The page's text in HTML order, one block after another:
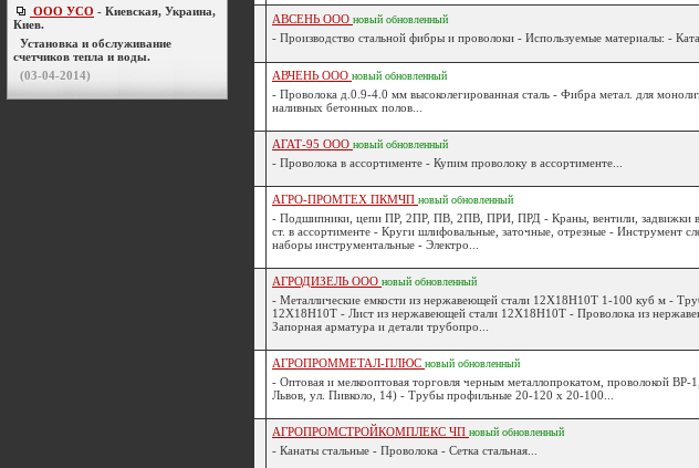
ООО УСО - Киевская, Украина,
Киев.
Установка и обслуживание
счетчиков тепла и воды.
(03-04-2014)
АВСЕНЬ ООО новый обновленный
- Производство стальной фибры и проволоки - Используемые материалы: -
АВЧЕНЬ ООО новый обновленный
- Проволока д.0.9-4.0 мм высоколегированная сталь - Фибра метал. для
наливных бетонных полов...
АГАТ-95 ООО новый обновленный
- Проволока в ассортименте - Купим проволоку в ассортименте...
АГРО-ПРОМТЕХ ПКМЧП новый обновленный
- Подшипники, цепи ПР, 2ПР, ПВ, 2ПВ, ПРИ, ПРД - Краны, вентили, задвижки в
ст. в ассортименте - Круги шлифовальные, заточные, отрезные - Инструмент
наборы инструментальные - Электро...
АГРОДИЗЕЛЬ ООО новый обновленный
- Металлические емкости из нержавеющей стали 12Х18Н10Т 1-100 куб м -
12Х18Н10Т - Лист из нержавеющей стали 12Х18Н10Т - Проволока из
Запорная арматура и детали трубопро...
АГРОПРОММЕТАЛ-ПЛЮС новый обновленный
- Оптовая и мелкооптовая торговля черным металлопрокатом, проволокой ВР-
Львов, ул. Пивколо, 14) - Трубы профильные 20-120 х 20-100...
АГРОПРОМСТРОЙКОМПЛЕКС ЧП новый обновленный
- Канаты стальные - Проволока - Сетка стальная...